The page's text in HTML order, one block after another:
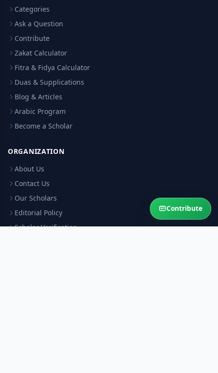
Contribute
Categories
Ask a Question
Contribute
Zakat Calculator
Fitra & Fidya Calculator
Duas & Supplications
Blog & Articles
Arabic Program
Become a Scholar
ORGANIZATION
About Us
Contact Us
Our Scholars
Editorial Policy
Scholar Verification